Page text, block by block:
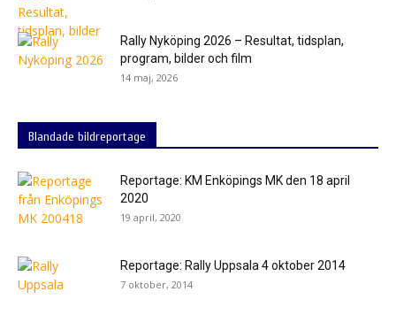
Rally Nyköping 2026 – Resultat, tidsplan,
program, bilder och film
14 maj, 2026
Blandade bildreportage
Reportage: KM Enköpings MK den 18 april
2020
19 april, 2020
Reportage: Rally Uppsala 4 oktober 2014
7 oktober, 2014